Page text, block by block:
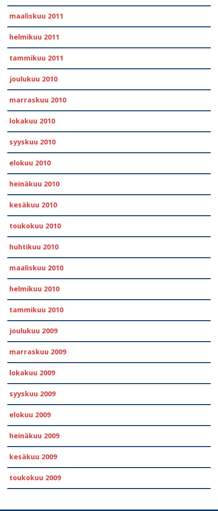
maaliskuu 2011
helmikuu 2011
tammikuu 2011
joulukuu 2010
marraskuu 2010
lokakuu 2010
syyskuu 2010
elokuu 2010
heinäkuu 2010
kesäkuu 2010
toukokuu 2010
huhtikuu 2010
maaliskuu 2010
helmikuu 2010
tammikuu 2010
joulukuu 2009
marraskuu 2009
lokakuu 2009
syyskuu 2009
elokuu 2009
heinäkuu 2009
kesäkuu 2009
toukokuu 2009